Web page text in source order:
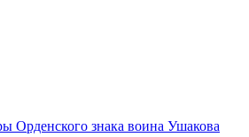
Орденского знака воина Ушакова